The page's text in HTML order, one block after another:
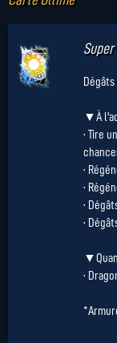
Super
▼À
· Tire
·
·
·
·
·